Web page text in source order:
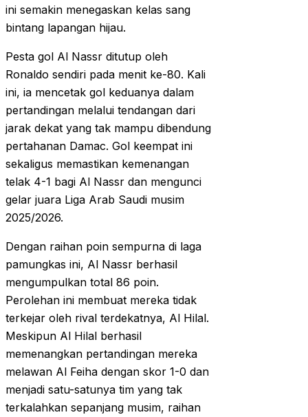
ini semakin menegaskan kelas sang
bintang lapangan hijau.
Pesta gol Al Nassr ditutup oleh
Ronaldo sendiri pada menit ke-80. Kali
ini, ia mencetak gol keduanya dalam
pertandingan melalui tendangan dari
jarak dekat yang tak mampu dibendung
pertahanan Damac. Gol keempat ini
sekaligus memastikan kemenangan
telak 4-1 bagi Al Nassr dan mengunci
gelar juara Liga Arab Saudi musim
2025/2026.
Dengan raihan poin sempurna di laga
pamungkas ini, Al Nassr berhasil
mengumpulkan total 86 poin.
Perolehan ini membuat mereka tidak
terkejar oleh rival terdekatnya, Al Hilal.
Meskipun Al Hilal berhasil
memenangkan pertandingan mereka
melawan Al Feiha dengan skor 1-0 dan
menjadi satu-satunya tim yang tak
terkalahkan sepanjang musim, raihan